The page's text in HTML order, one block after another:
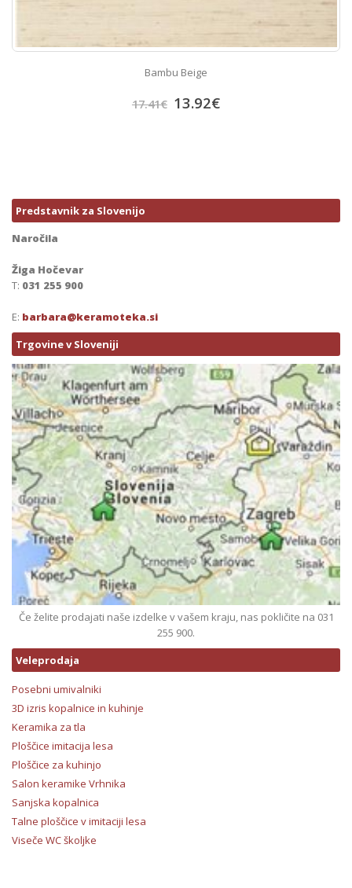
Bambu Beige
17.41€ 13.92€
Predstavnik za Slovenijo
Naročila
Žiga Hočevar
T: 031 255 900
E: barbara@keramoteka.si
Trgovine v Sloveniji
Če želite prodajati naše izdelke v vašem kraju, nas pokličite na 031
255 900.
Veleprodaja
Posebni umivalniki
3D izris kopalnice in kuhinje
Keramika za tla
Ploščice imitacija lesa
Ploščice za kuhinjo
Salon keramike Vrhnika
Sanjska kopalnica
Talne ploščice v imitaciji lesa
Viseče WC školjke